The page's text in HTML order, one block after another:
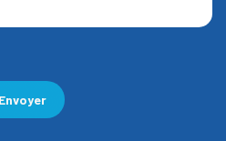
Envoyer